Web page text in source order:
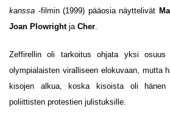
kanssa -filmin (1999) pääosia näyttelivät
Joan Plowright ja Cher
Zeffirellin oli tarkoitus ohjata yksi osuus
olympialaisten viralliseen elokuvaan, mutta
kisojen alkua, koska kisoista oli hänen
poliittisten protestien julistuksille.